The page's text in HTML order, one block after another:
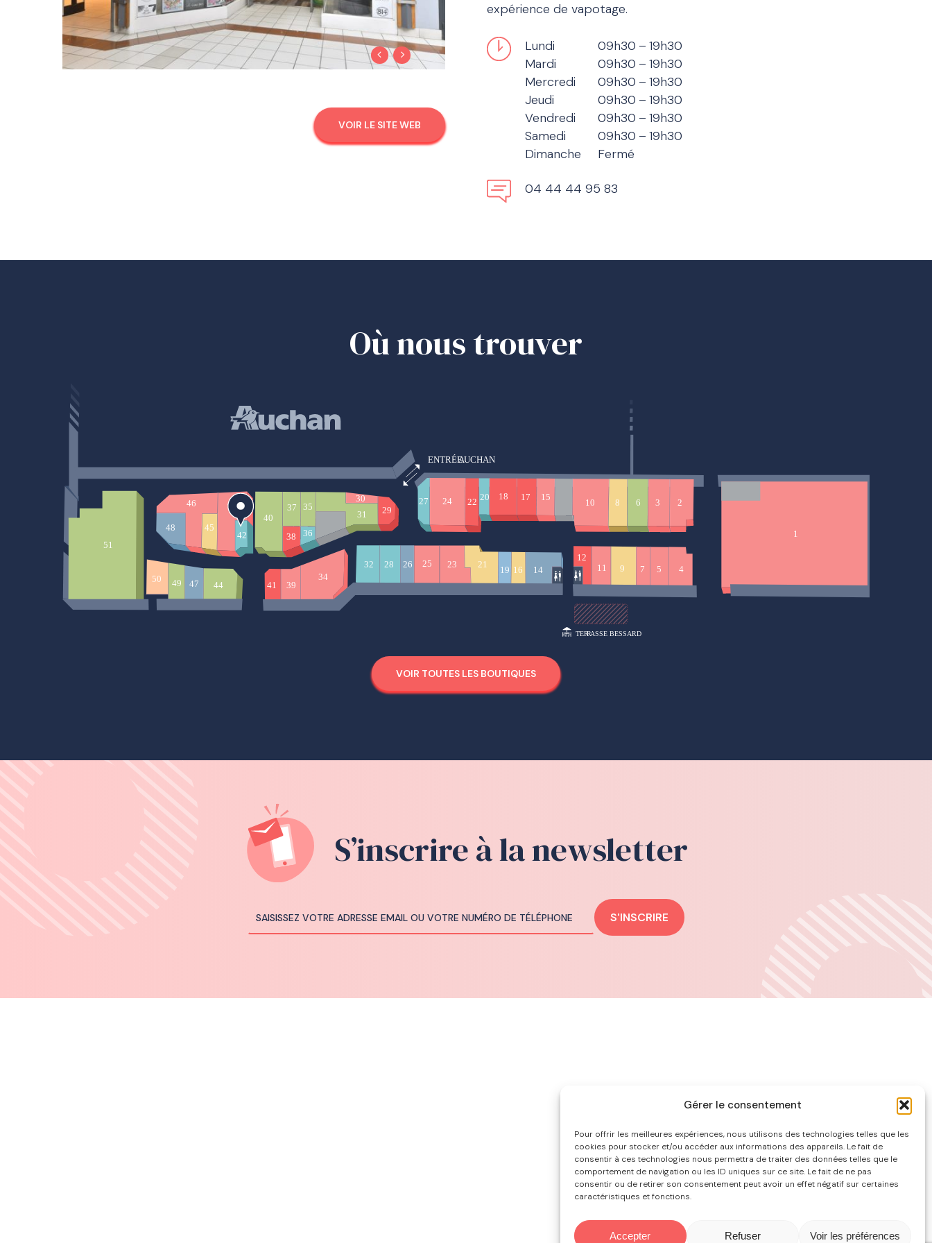
Gérer le consentement
Pour offrir les meilleures expériences, nous utilisons des technologies telles que les
cookies pour stocker et/ou accéder aux informations des appareils. Le fait de
consentir à ces technologies nous permettra de traiter des données telles que le
comportement de navigation ou les ID uniques sur ce site. Le fait de ne pas
consentir ou de retirer son consentement peut avoir un effet négatif sur certaines
caractéristiques et fonctions.
Accepter Refuser Voir les préférences
VOIR LE SITE WEB
expérience de vapotage.
Lundi
09h30 – 19h30
Mardi
09h30 – 19h30
Mercredi
09h30 – 19h30
Jeudi
09h30 – 19h30
Vendredi
09h30 – 19h30
Samedi
09h30 – 19h30
Dimanche
Fermé
04 44 44 95 83
Où nous trouver
VOIR TOUTES LES BOUTIQUES
S’inscrire à la newsletter